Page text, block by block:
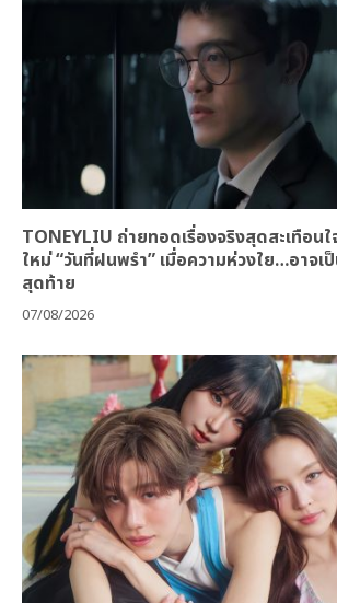
TONEYLIU ถ่ายทอดเรื่องจริงสุดสะเทือน
ใหม่ “วันที่ฝนพรำ” เมื่อความห่วงใย…อาจเ
สุดท้าย
07/08/2026